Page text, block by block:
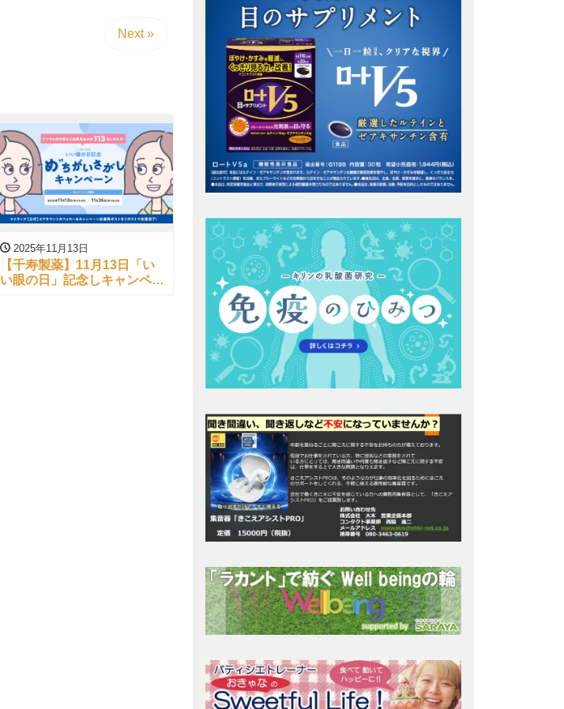
Next »
2025年11月13日
【千寿製薬】11月13日「い
い眼の日」記念しキャンペー